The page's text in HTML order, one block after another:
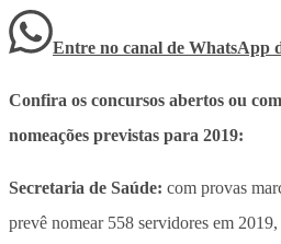
Entre no canal de WhatsApp
Confira os concursos abertos ou
nomeações previstas para 2019:
Secretaria de Saúde: com provas
prevê nomear 558 servidores em